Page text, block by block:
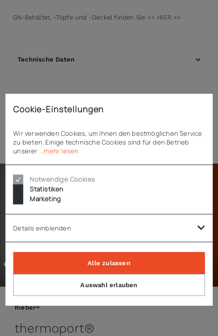
GN-Behälter, -Töpfe und -Deckel finden Sie << HIER >>
Technische Daten
Zubehör
Rieber
thermoport®
00:00 / 03:33
Cookie-Einstellungen
Wir verwenden Cookies, um Ihnen den bestmöglichen Service
zu bieten. Einige technische Cookies sind für den Betrieb
unserer ...mehr lesen
Notwendige Cookies
Statistiken
Marketing
Details einblenden
Auswahl erlauben
Alle zulassen